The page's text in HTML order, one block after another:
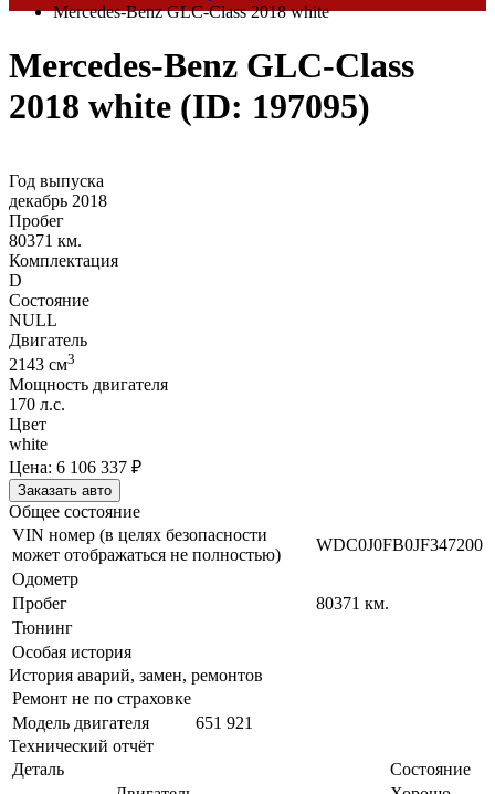
Компания DSS Group принимает оплату за свои услуги только
При любых подозрениях, свяжитесь с нами по официальным
контактам, указанным в соц сетях и на сайте
Mercedes-Benz GLC-Class 2018 white
Mercedes-Benz GLC-Class
2018 white (ID: 197095)
Год выпуска
декабрь 2018
Пробег
80371 км.
Комплектация
D
Состояние
NULL
Двигатель
2143 cм3
Мощность двигателя
170 л.с.
Цвет
white
Цена: 6 106 337 ₽
Заказать авто
Общее состояние
VIN номер (в целях безопасности
может отображаться не полностью)
WDC0J0FB0JF347200
Одометр
Пробег
80371 км.
Тюнинг
Особая история
История аварий, замен, ремонтов
Ремонт не по страховке
Модель двигателя
651 921
Технический отчёт
Деталь
Состояние